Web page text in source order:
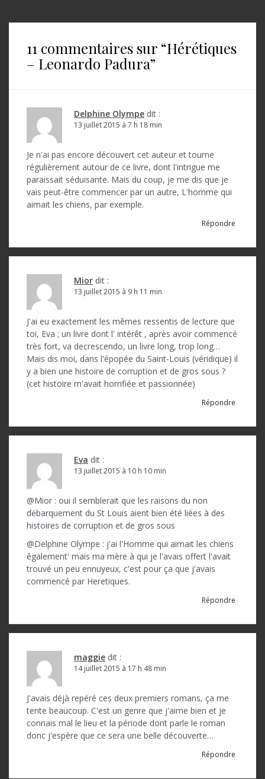
a
11 commentaires sur “Hérétiques
– Leonardo Padura”
Delphine Olympe dit :
13 juillet 2015 à 7 h 18 min
Je n'ai pas encore découvert cet auteur et tourne
régulièrement autour de ce livre, dont l'intrigue me
paraissait séduisante. Mais du coup, je me dis que je
vais peut-être commencer par un autre, L'homme qui
aimait les chiens, par exemple.
Répondre
Mior dit :
13 juillet 2015 à 9 h 11 min
J'ai eu exactement les mêmes ressentis de lecture que
toi, Eva ; un livre dont l' intérêt , après avoir commencé
très fort, va decrescendo, un livre long, trop long…
Mais dis moi, dans l'épopée du Saint-Louis (véridique) il
y a bien une histoire de corruption et de gros sous ?
(cet histoire m'avait horrifiée et passionnée)
Répondre
Eva dit :
13 juillet 2015 à 10 h 10 min
@Mior : oui il semblerait que les raisons du non
dėbarquement du St Louis aient bien été liées à des
histoires de corruption et de gros sous
@Delphine Olympe : j'ai l'Homme qui aimait les chiens
êgalement' mais ma mère à qui je l'avais offert l'avait
trouvé un peu ennuyeux, c'est pour ça que j'avais
commencé par Heretiques.
Répondre
maggie dit :
14 juillet 2015 à 17 h 48 min
J'avais déjà repéré ces deux premiers romans, ça me
tente beaucoup. C'est un genre que j'aime bien et je
connais mal le lieu et la période dont parle le roman
donc j'espère que ce sera une belle découverte…
Répondre